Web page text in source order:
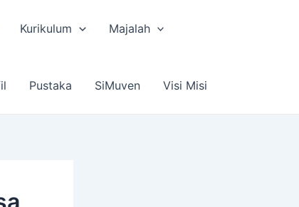
Kurikulum Majalah
Pustaka SiMuven Visi Misi